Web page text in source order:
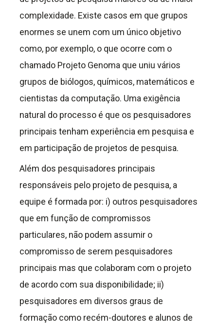
complexidade. Existe casos em que grupos
enormes se unem com um único objetivo
como, por exemplo, o que ocorre com o
chamado Projeto Genoma que uniu vários
grupos de biólogos, químicos, matemáticos e
cientistas da computação. Uma exigência
natural do processo é que os pesquisadores
principais tenham experiência em pesquisa e
em participação de projetos de pesquisa.
Além dos pesquisadores principais
responsáveis pelo projeto de pesquisa, a
equipe é formada por: i) outros pesquisadores
que em função de compromissos
particulares, não podem assumir o
compromisso de serem pesquisadores
principais mas que colaboram com o projeto
de acordo com sua disponibilidade; ii)
pesquisadores em diversos graus de
formação como recém-doutores e alunos de